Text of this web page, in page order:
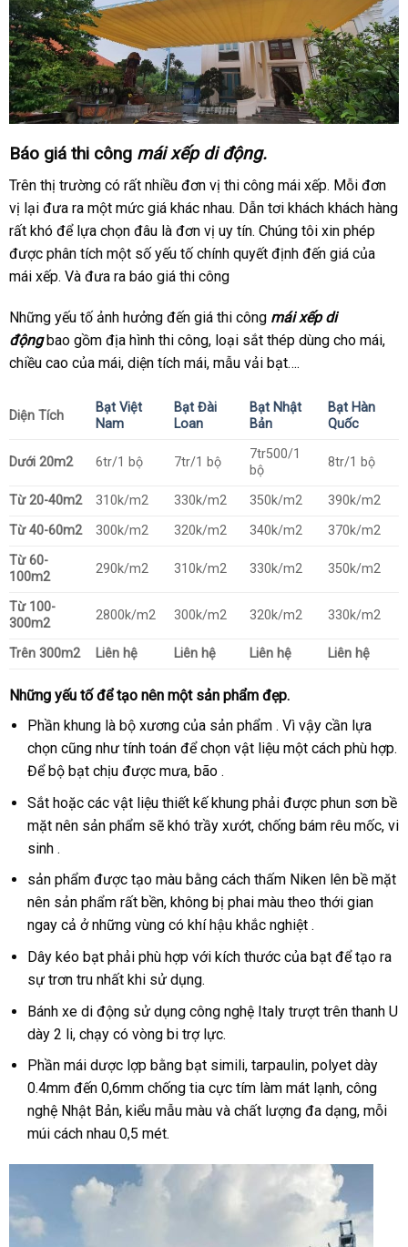
Báo giá thi công mái xếp di động.
Trên thị trường có rất nhiều đơn vị thi công mái xếp. Mỗi đơn
vị lại đưa ra một mức giá khác nhau. Dẫn tơi khách khách hàng
rất khó để lựa chọn đâu là đơn vị uy tín. Chúng tôi xin phép
được phân tích một số yếu tố chính quyết định đến giá của
mái xếp. Và đưa ra báo giá thi công
Những yếu tố ảnh hưởng đến giá thi công mái xếp di
độngbao gồm địa hình thi công, loại sắt thép dùng cho mái,
chiều cao của mái, diện tích mái, mẫu vải bạt….
Diện Tích
Bạt Việt
Nam
Bạt Đài
Loan
Bạt Nhật
Bản
Bạt Hàn
Quốc
Dưới 20m2 6tr/1 bộ 7tr/1 bộ
7tr500/1
bộ
8tr/1 bộ
Từ 20-40m2 310k/m2 330k/m2 350k/m2
390k/m2
Từ 40-60m2
300k/m2 320k/m2 340k/m2
370k/m2
Từ 60-
100m2
290k/m2 310k/m2 330k/m2 350k/m2
Từ 100-
300m2
2800k/m2 300k/m2 320k/m2 330k/m2
Trên 300m2 Liên hệ Liên hệ Liên hệ Liên hệ
Những yếu tố để tạo nên một sản phẩm đẹp.
Phần khung là bộ xương của sản phẩm . Vì vậy cần lựa
chọn cũng như tính toán để chọn vật liệu một cách phù hợp.
Để bộ bạt chịu được mưa, bão .
Sắt hoặc các vật liệu thiết kế khung phải được phun sơn bề
mặt nên sản phẩm sẽ khó trầy xướt, chống bám rêu mốc, vi
sinh .
sản phẩm được tạo màu bằng cách thấm Niken lên bề mặt
nên sản phẩm rất bền, không bị phai màu theo thới gian
ngay cả ở những vùng có khí hậu khắc nghiệt .
Dây kéo bạt phải phù hợp với kích thước của bạt để tạo ra
sự trơn tru nhất khi sử dụng.
Bánh xe di động sử dụng công nghệ Italy trượt trên thanh U
dày 2 li, chạy có vòng bi trợ lực.
Phần mái dược lợp bằng bạt simili, tarpaulin, polyet dày
0.4mm đến 0,6mm chống tia cực tím làm mát lạnh, công
nghệ Nhật Bản, kiểu mẫu màu và chất lượng đa dạng, mỗi
múi cách nhau 0,5 mét.